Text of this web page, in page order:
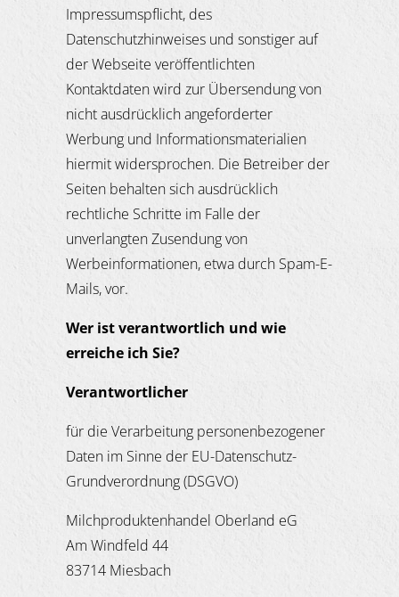
Impressumspflicht, des
Datenschutzhinweises und sonstiger auf
der Webseite veröffentlichten
Kontaktdaten wird zur Übersendung von
nicht ausdrücklich angeforderter
Werbung und Informationsmaterialien
hiermit widersprochen. Die Betreiber der
Seiten behalten sich ausdrücklich
rechtliche Schritte im Falle der
unverlangten Zusendung von
Werbeinformationen, etwa durch Spam-E-
Mails, vor.
Wer ist verantwortlich und wie
erreiche ich Sie?
Verantwortlicher
für die Verarbeitung personenbezogener
Daten im Sinne der EU-Datenschutz-
Grundverordnung (DSGVO)
Milchproduktenhandel Oberland eG
Am Windfeld 44
83714 Miesbach